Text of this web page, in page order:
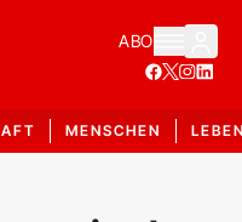
ABO
MENSCHEN